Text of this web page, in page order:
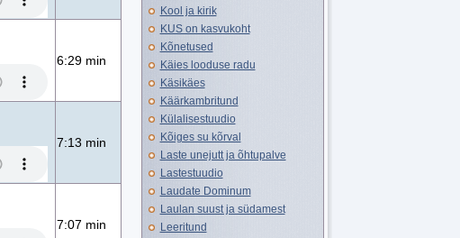
6:29 min
7:13 min
7:07 min
Kool ja kirik
KUS on kasvukoht
Kõnetused
Käies looduse radu
Käsikäes
Käärkambritund
Külalisestuudio
Kõiges su kõrval
Laste unejutt ja õhtupalve
Lastestuudio
Laudate Dominum
Laulan suust ja südamest
Leeritund